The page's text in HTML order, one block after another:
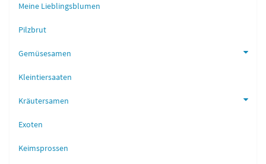
Meine Lieblingsblumen
Pilzbrut
Gemüsesamen
Kleintiersaaten
Kräutersamen
Exoten
Keimsprossen